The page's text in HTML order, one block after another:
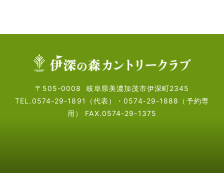
〒505-0008
岐阜県美濃加茂市伊深町2345
TEL.0574-29-1891（代表）・0574-29-1888（予約専
用）
FAX.0574-29-1375